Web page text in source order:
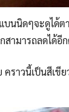
บนนิดๆจะดูได้
สามารถลดได้อี
คราวนี้เป็นสีเขี